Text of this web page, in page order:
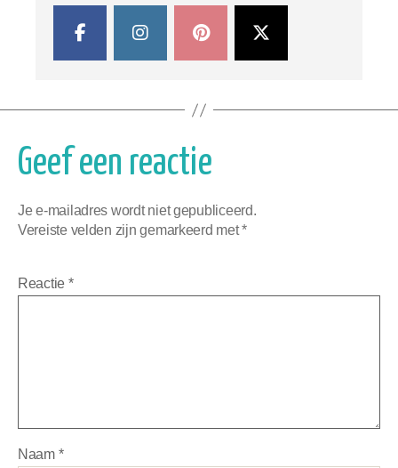
Geef een reactie
Je e-mailadres wordt niet gepubliceerd.
Vereiste velden zijn gemarkeerd met*
Reactie *
Naam *